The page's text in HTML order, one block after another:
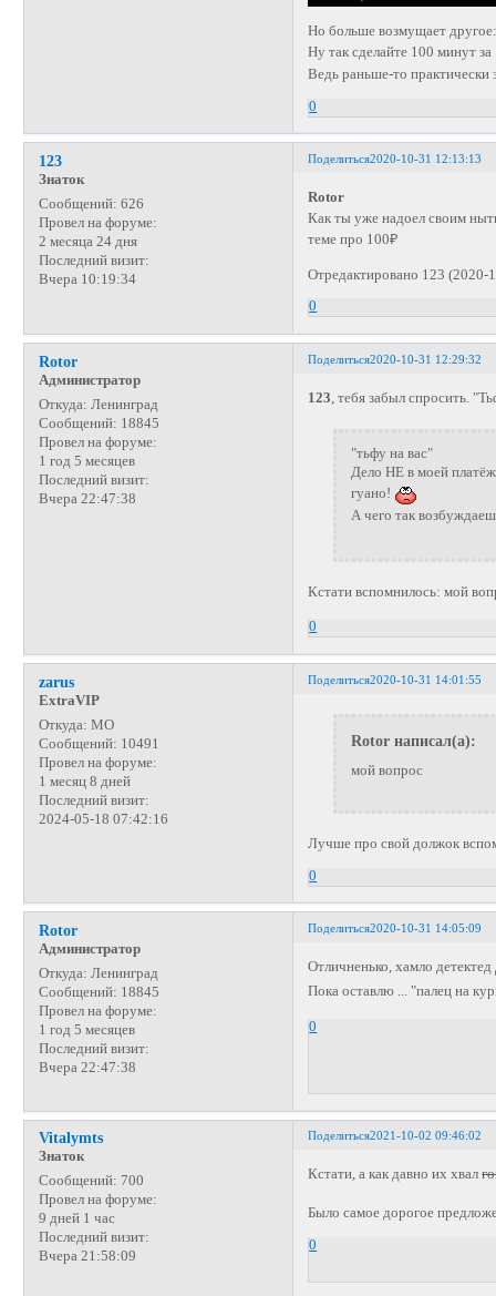
Но больше возмущает
Ну так сделайте 100 минут
Ведь раньше-то практически
0
Поделиться2020-10-31 12:13:13
123
Знаток
Сообщений: 626
Провел на форуме:
2 месяца 24 дня
Последний визит:
Вчера 10:19:34
Rotor
Как ты уже надоел своим
теме про 100₽
Отредактировано 123 (2020-
0
Поделиться2020-10-31 12:29:32
Rotor
Администратор
Откуда: Ленинград
Сообщений: 18845
Провел на форуме:
1 год 5 месяцев
Последний визит:
Вчера 22:47:38
123 , тебя забыл спросить.
"тьфу на вас"
Дело НЕ в моей
гуано!
А чего так
Кстати вспомнилось: мой
0
Поделиться2020-10-31 14:01:55
zarus
ExtraVIP
Откуда: МО
Сообщений: 10491
Провел на форуме:
1 месяц 8 дней
Последний визит:
2024-05-18 07:42:16
Rotor написал(а):
мой вопрос
Лучше про свой должок
0
Поделиться2020-10-31 14:05:09
Rotor
Администратор
Откуда: Ленинград
Сообщений: 18845
Провел на форуме:
1 год 5 месяцев
Последний визит:
Вчера 22:47:38
Отличненько, хамло детектед
Пока оставлю ... "палец на
0
Поделиться2021-10-02 09:46:02
Vitalymts
Знаток
Сообщений: 700
Провел на форуме:
9 дней 1 час
Последний визит:
Вчера 21:58:09
Кстати, а как давно их хвал
Было самое дорогое
0